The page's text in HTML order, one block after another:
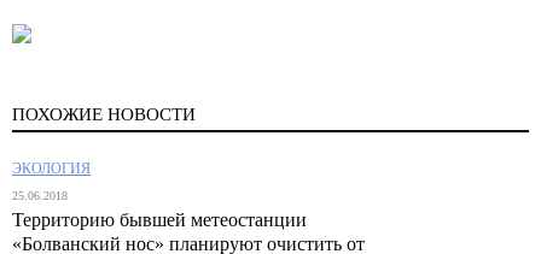
ПОХОЖИЕ НОВОСТИ
ЭКОЛОГИЯ
25.06.2018
Территорию бывшей метеостанции
«Болванский нос» планируют очистить от